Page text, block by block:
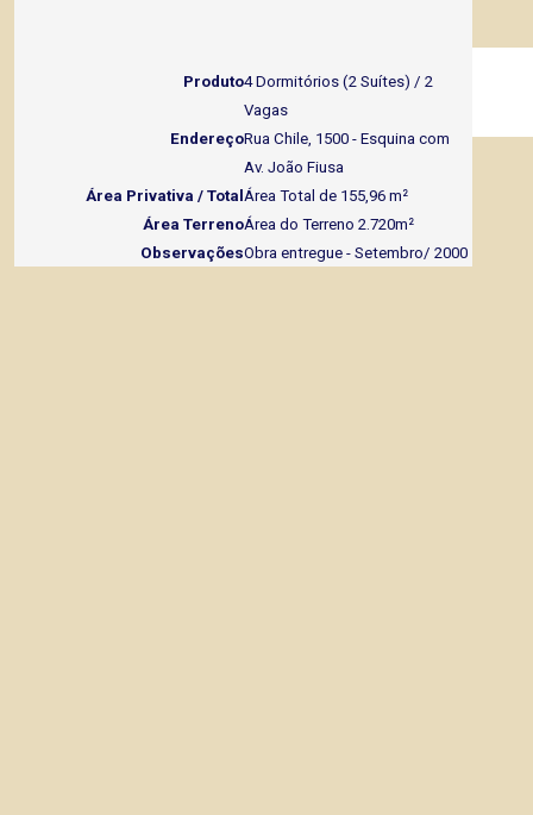
Produto4 Dormitórios (2 Suítes) / 2
Vagas
EndereçoRua Chile, 1500 - Esquina com
Av. João Fiusa
Área Privativa / Total Área Total de 155,96 m²
Área TerrenoÁrea do Terreno 2.720m²
ObservaçõesObra entregue - Setembro/ 2000